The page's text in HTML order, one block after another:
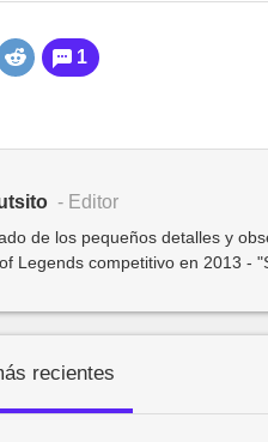
1
- Editor
de los pequeños detalles y
Legends competitivo en 2013 -
recientes